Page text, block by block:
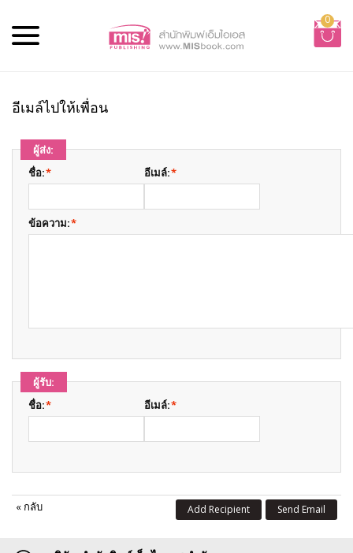
0
อีเมล์ไปให้เพื่อน
ผู้ส่ง:
*
ชื่อ: *
อีเมล์:
*
ข้อความ:
ผู้รับ:
*
ชื่อ: *
อีเมล์:
« กลับ Send Email
Add Recipient